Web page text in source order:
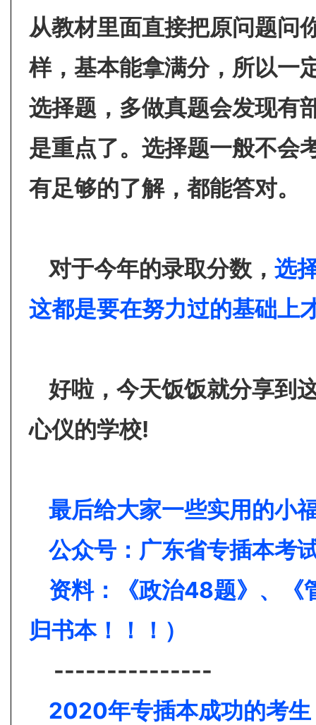
从教材里面直接把原问题问
样，基本能拿满分，所以一
选择题，多做真题会发现有
是重点了。选择题一般不会
有足够的了解，都能答对。
对于今年的录取分数， 选
这都是要在努力过的基础上
好啦，今天饭饭就分享到
心仪的学校!
最后给大家一些实用的小
公众号：广东省专插本
资料：《政治48题》、《
归书本！！！）
---------------
2020年专插本成功的考